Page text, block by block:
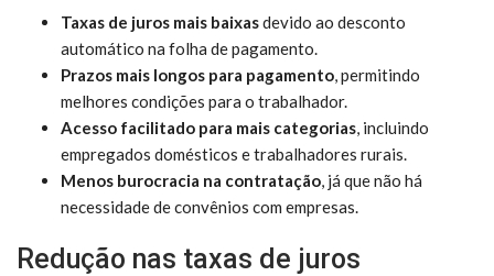
Taxas de juros mais baixasdevido ao desconto
automático na folha de pagamento.
Prazos mais longos para pagamento, permitindo
melhores condições para o trabalhador.
Acesso facilitado para mais categorias, incluindo
empregados domésticos e trabalhadores rurais.
Menos burocracia na contratação, já que não há
necessidade de convênios com empresas.
Redução nas taxas de juros